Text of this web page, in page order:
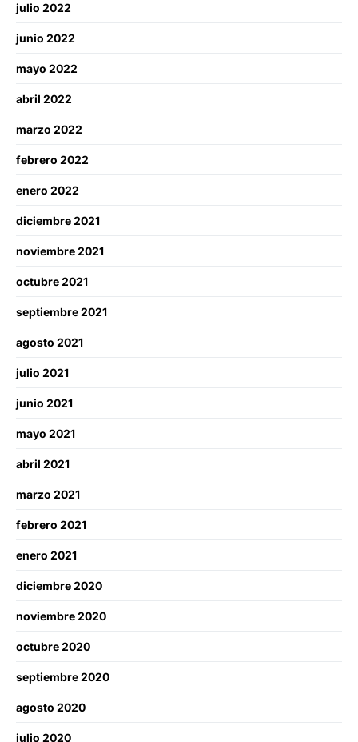
julio 2022
junio 2022
mayo 2022
abril 2022
marzo 2022
febrero 2022
enero 2022
diciembre 2021
noviembre 2021
octubre 2021
septiembre 2021
agosto 2021
julio 2021
junio 2021
mayo 2021
abril 2021
marzo 2021
febrero 2021
enero 2021
diciembre 2020
noviembre 2020
octubre 2020
septiembre 2020
agosto 2020
julio 2020